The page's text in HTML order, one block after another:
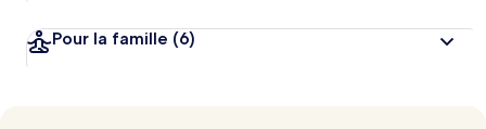
l
Pour la famille (6)